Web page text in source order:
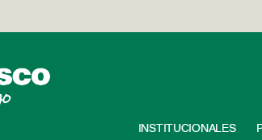
INSTITUCIONALES